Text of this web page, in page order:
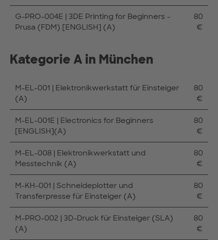
G-PRO-004E | 3DE Printing for Beginners -
Prusa (FDM) [ENGLISH] (A)
80
€
Kategorie A in München
M-EL-001 | Elektronikwerkstatt für Einsteiger
(A)
80
€
M-EL-001E | Electronics for Beginners
[ENGLISH](A)
80
€
M-EL-008 | Elektronikwerkstatt und
Messtechnik (A)
80
€
M-KH-001 | Schneideplotter und
Transferpresse für Einsteiger (A)
80
€
M-PRO-002 | 3D-Druck für Einsteiger (SLA)
(A)
80
€